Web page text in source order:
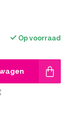
Op voorraad